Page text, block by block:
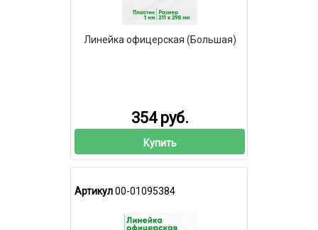
Линейка офицерская (Большая)
354 руб.
Купить
Артикул00-01095384